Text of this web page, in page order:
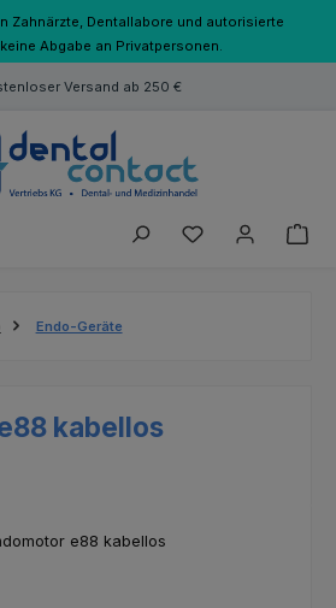
Zahnärzte, Dentallabore und autorisierte
Abgabe an Privatpersonen.
Versand ab 250 €
Du hast 0
Endo-Geräte
kabellos